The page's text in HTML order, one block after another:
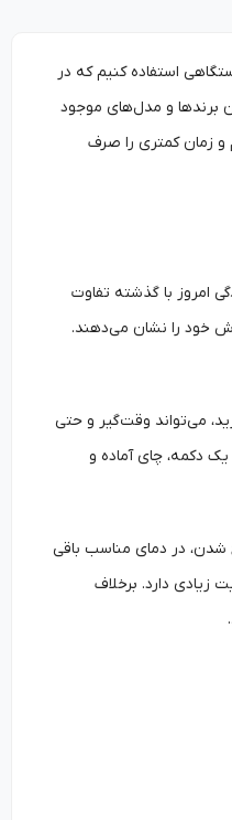
استفاده کنیم که در
برندها و مدل‌های موجود
و زمان کمتری را صرف
امروز با گذشته تفاوت
خود را نشان می‌دهند.
می‌تواند وقت‌گیر و حتی
یک دکمه، چای آماده و
شدن، در دمای مناسب باقی
زیادی دارد. برخلاف